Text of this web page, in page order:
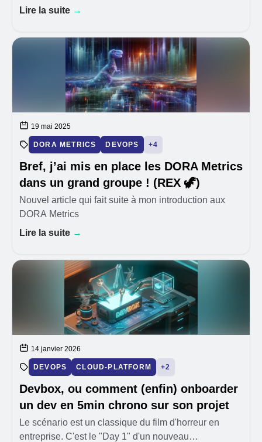
des plateformes modernes, parfois complexes
Lire la suite →
19 mai 2025
DORA METRICS DEVOPS +4
Bref, j’ai mis en place les DORA Metrics
dans un grand groupe ! (REX 🦖)
Nouvel article qui fait suite à mon introduction aux
DORA Metrics
Lire la suite →
14 janvier 2026
DEVOPS CLOUD-PLATFORM +2
Devbox, ou comment (enfin) onboarder
un dev en 5min chrono sur son projet
Le scénario est un classique du film d'horreur en
entreprise. C'est le "Day 1" d'un nouveau